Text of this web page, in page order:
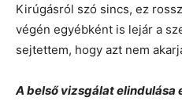
Kirúgásról szó sincs, ez
végén egyébként is lejár a
sejtettem, hogy azt nem
A belső vizsgálat elindulása